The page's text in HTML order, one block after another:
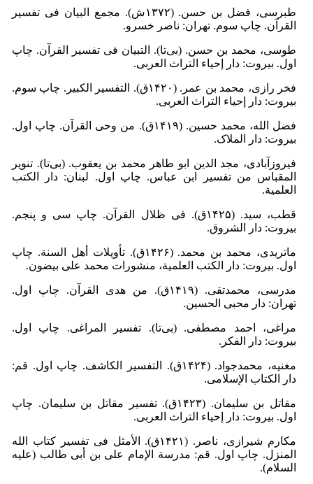
طبرسى، فضل بن حسن. (۱۳۷۲ش). مجمع البیان فی تفسیر
القرآن. چاپ سوم. تهران: ناصر خسرو.
طوسى، محمد بن حسن. (بی‌تا). التبیان فی تفسیر القرآن. چاپ
اول. بیروت: دار إحیاء التراث العربی.
فخر رازى، محمد بن عمر. (۱۴۲۰ق). التفسیر الکبیر. چاپ سوم.
بیروت: دار إحیاء التراث العربی.
فضل الله، محمد حسین. (۱۴۱۹ق). من وحى القرآن. چاپ اول.
بیروت: دار الملاک.
فیروزآبادى، مجد الدین ابو طاهر محمد بن یعقوب. (بی‌تا). تنویر
المقباس من تفسیر ابن عباس. چاپ اول. لبنان: دار الکتب
العلمیة.
قطب، سید. (۱۴۲۵ق). فى ظلال القرآن. چاپ سی و پنجم.
بیروت: دار الشروق.
ماتریدى، محمد بن محمد. (۱۴۲۶ق). تأویلات أهل السنة. چاپ
اول. بیروت: دار الکتب العلمیة، منشورات محمد علی بیضون.
مدرسی، محمدتقى. (۱۴۱۹ق). من هدى القرآن. چاپ اول.
تهران: دار محبی الحسین.
مراغى، احمد مصطفى. (بی‌تا). تفسیر المراغى. چاپ اول.
بیروت: دار الفکر.
مغنیه، محمدجواد. (۱۴۲۴ق). التفسیر الکاشف. چاپ اول. قم:
دار الکتاب الإسلامی.
مقاتل بن سلیمان. (۱۴۲۳ق). تفسیر مقاتل بن سلیمان. چاپ
اول. بیروت: دار إحیاء التراث العربی.
مکارم شیرازى، ناصر. (۱۴۲۱ق). الأمثل فی تفسیر کتاب الله
المنزل. چاپ اول. قم: مدرسة الإمام علی بن أبی طالب (علیه
السلام).